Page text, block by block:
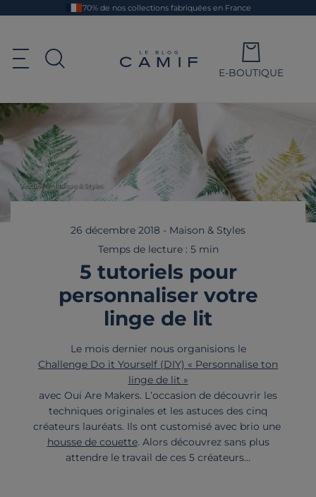
au
70% de nos collections fabriquées en France
Ouvrir le menu de navigation
Le blog Camif
E-BOUTIQUE
Accueil Maison & Styles
26 décembre 2018 - Maison & Styles
Temps de lecture : 5 min
5 tutoriels pour
personnaliser votre
linge de lit
Le mois dernier nous organisions le
Challenge Do it Yourself (DIY) « Personnalise ton
linge de lit »
avec Oui Are Makers. L’occasion de découvrir les
techniques originales et les astuces des cinq
créateurs lauréats. Ils ont customisé avec brio une
housse de couette. Alors découvrez sans plus
attendre le travail de ces 5 créateurs...